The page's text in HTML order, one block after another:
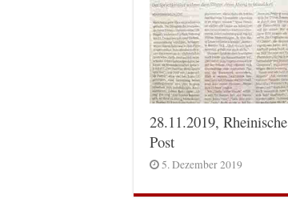
28.11.2019, Rheinische
Post
5. Dezember 2019